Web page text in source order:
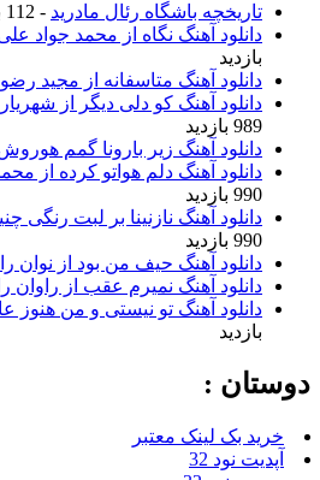
تاریخچه باشگاه رئال مادرید - 112 بازدید
دانلود آهنگ نگاه از محمد جواد
بازدید
دانلود آهنگ متاسفانه از مجید
دانلود آهنگ کو دلی دیگر از
989 بازدید
دانلود آهنگ زیر بارونا گمم
دانلود آهنگ دلم هواتو کرده از
990 بازدید
دانلود آهنگ نازنینا بر لبت رنگی
990 بازدید
دانلود آهنگ حیف من بود از نوان
دانلود آهنگ نمیرم عقب از راوان
دانلود آهنگ تو نیستی و من هنوز
بازدید
دوستان :
خرید بک لینک معتبر
آپدیت نود 32